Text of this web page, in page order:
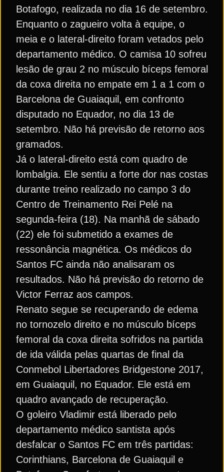
Botafogo, realizada no dia 16 de setembro.
Enquanto o zagueiro volta à equipe, o
meia e o lateral-direito foram vetados pelo
departamento médico. O camisa 10 sofreu
lesão de grau 2 no músculo bíceps femoral
da coxa direita no empate em 1 a 1 com o
Barcelona de Guaiaquil, em confronto
disputado no Equador, no dia 13 de
setembro. Não há previsão de retorno aos
gramados.
Já o lateral-direito está com quadro de
lombalgia. Ele sentiu a forte dor nas costas
durante treino realizado no campo 3 do
Centro de Treinamento Rei Pelé na
segunda-feira (18). Na manhã de sábado
(22) ele foi submetido a exames de
ressonância magnética. Os médicos do
Santos FC ainda não analisaram os
resultados. Não há previsão do retorno de
Victor Ferraz aos campos.
Renato segue se recuperando de edema
no tornozelo direito e no músculo bíceps
femoral da coxa direita sofridos na partida
de ida válida pelas quartas de final da
Conmebol Libertadores Bridgestone 2017,
em Guaiaquil, no Equador. Ele está em
quadro avançado de recuperação.
O goleiro Vladimir está liberado pelo
departamento médico santista após
desfalcar o Santos FC em três partidas:
Corinthians, Barcelona de Guaiaquil e